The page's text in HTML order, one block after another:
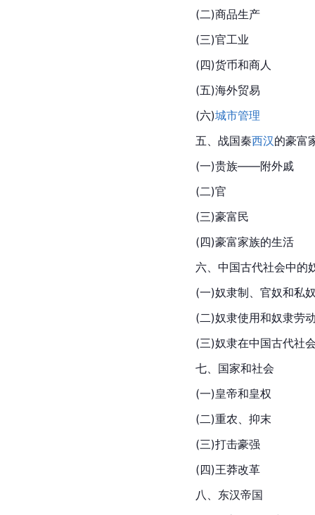
(二)商品生产
(三)官工业
(四)货币和商人
(五)海外贸易
(六)城市管理
五、战国秦西汉的豪富
(一)贵族——附外戚
(二)官
(三)豪富民
(四)豪富家族的生活
六、中国古代社会中的
(一)奴隶制、官奴和私
(二)奴隶使用和奴隶劳
(三)奴隶在中国古代社
七、国家和社会
(一)皇帝和皇权
(二)重农、抑末
(三)打击豪强
(四)王莽改革
八、 东汉帝国